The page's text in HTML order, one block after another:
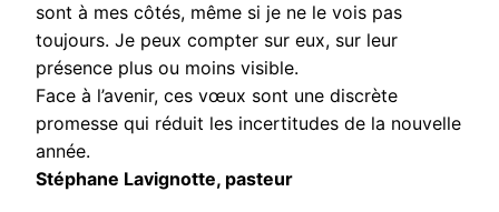
sont à mes côtés, même si je ne le vois pas
toujours. Je peux compter sur eux, sur leur
présence plus ou moins visible.
Face à l’avenir, ces vœux sont une discrète
promesse qui réduit les incertitudes de la nouvelle
année.
Stéphane Lavignotte, pasteur